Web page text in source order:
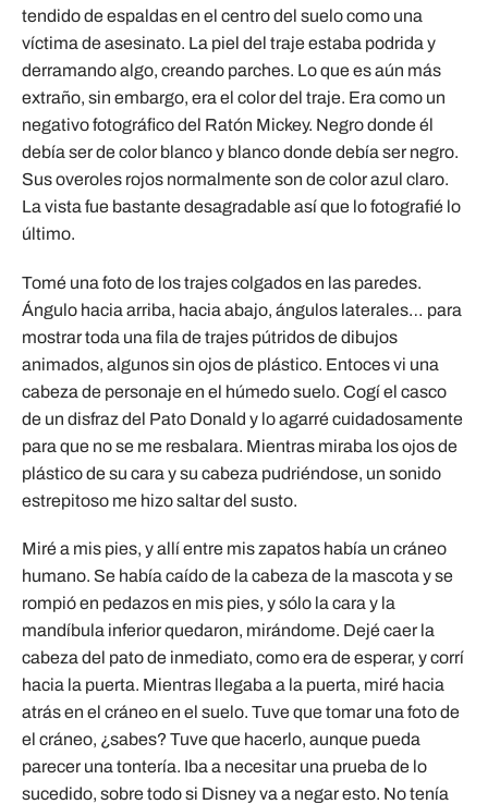
tendido de espaldas en el centro del suelo como una
víctima de asesinato. La piel del traje estaba podrida y
derramando algo, creando parches. Lo que es aún más
extraño, sin embargo, era el color del traje. Era como un
negativo fotográfico del Ratón Mickey. Negro donde él
debía ser de color blanco y blanco donde debía ser negro.
Sus overoles rojos normalmente son de color azul claro.
La vista fue bastante desagradable así que lo fotografié lo
último.
Tomé una foto de los trajes colgados en las paredes.
Ángulo hacia arriba, hacia abajo, ángulos laterales… para
mostrar toda una fila de trajes pútridos de dibujos
animados, algunos sin ojos de plástico. Entoces vi una
cabeza de personaje en el húmedo suelo. Cogí el casco
de un disfraz del Pato Donald y lo agarré cuidadosamente
para que no se me resbalara. Mientras miraba los ojos de
plástico de su cara y su cabeza pudriéndose, un sonido
estrepitoso me hizo saltar del susto.
Miré a mis pies, y allí entre mis zapatos había un cráneo
humano. Se había caído de la cabeza de la mascota y se
rompió en pedazos en mis pies, y sólo la cara y la
mandíbula inferior quedaron, mirándome. Dejé caer la
cabeza del pato de inmediato, como era de esperar, y corrí
hacia la puerta. Mientras llegaba a la puerta, miré hacia
atrás en el cráneo en el suelo. Tuve que tomar una foto de
el cráneo, ¿sabes? Tuve que hacerlo, aunque pueda
parecer una tontería. Iba a necesitar una prueba de lo
sucedido, sobre todo si Disney va a negar esto. No tenía